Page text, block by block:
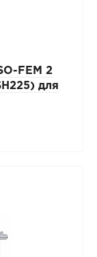
FEM 2
для